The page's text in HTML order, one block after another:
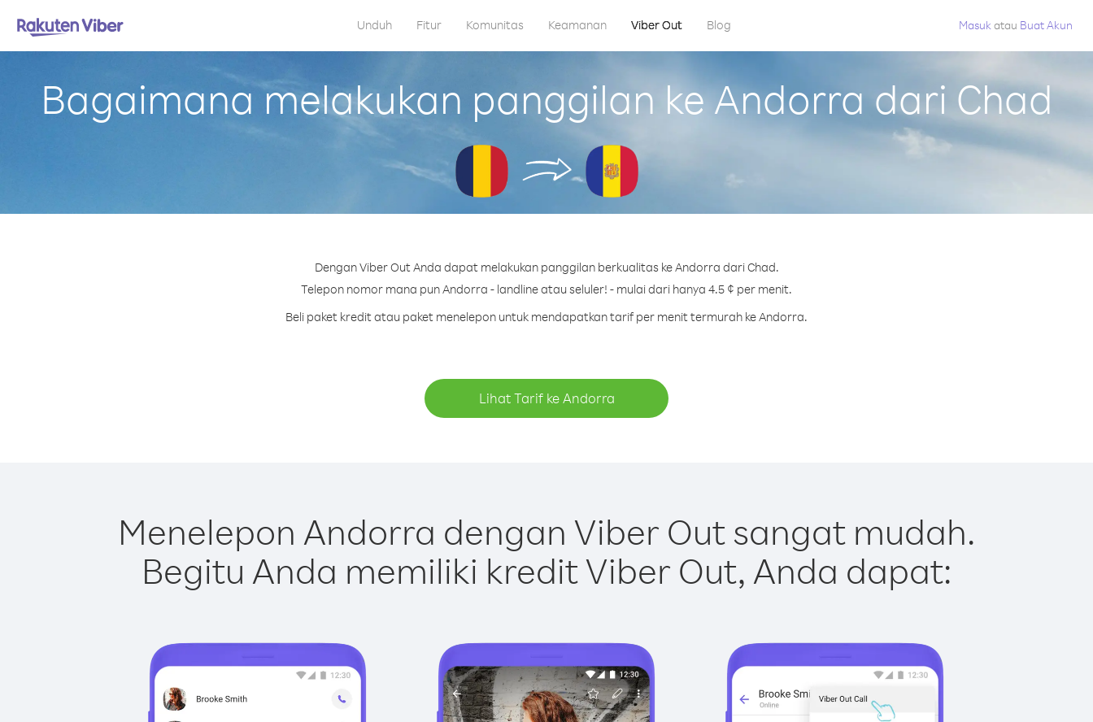
Unduh Fitur Komunitas Keamanan Viber Out Blog Masuk atau Buat Akun
Bagaimana melakukan panggilan ke Andorra dari Chad
Dengan Viber Out Anda dapat melakukan panggilan berkualitas ke Andorra dari Chad.
Telepon nomor mana pun Andorra - landline atau seluler! - mulai dari hanya 4.5 ¢ per menit.
Beli paket kredit atau paket menelepon untuk mendapatkan tarif per menit termurah ke Andorra.
Lihat Tarif ke Andorra
Menelepon Andorra dengan Viber Out sangat mudah.
Begitu Anda memiliki kredit Viber Out, Anda dapat: